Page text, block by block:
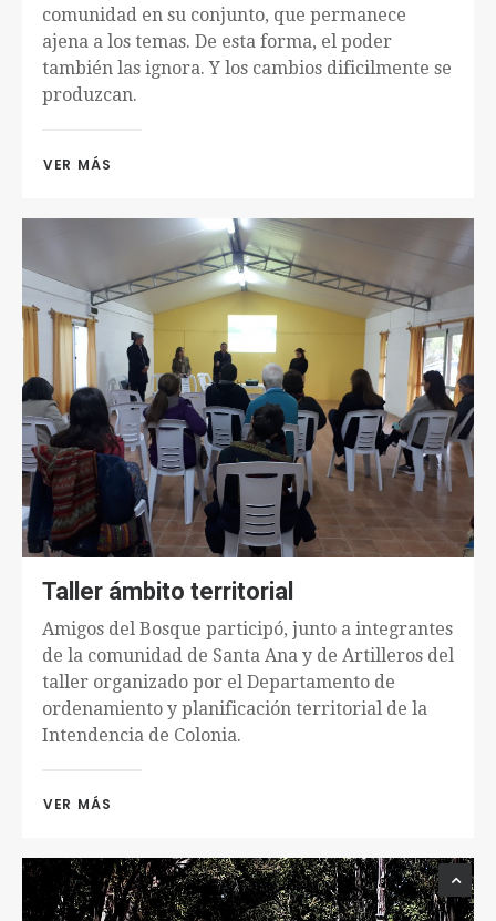
comunidad en su conjunto, que permanece
ajena a los temas. De esta forma, el poder
también las ignora. Y los cambios dificilmente se
produzcan.
VER MÁS
Taller ámbito territorial
Amigos del Bosque participó, junto a integrantes
de la comunidad de Santa Ana y de Artilleros del
taller organizado por el Departamento de
ordenamiento y planificación territorial de la
Intendencia de Colonia.
VER MÁS